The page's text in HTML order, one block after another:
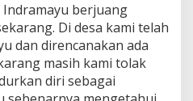
Indramayu berjuang
Di desa kami telah
dan direncanakan ada
masih kami tolak
diri sebagai